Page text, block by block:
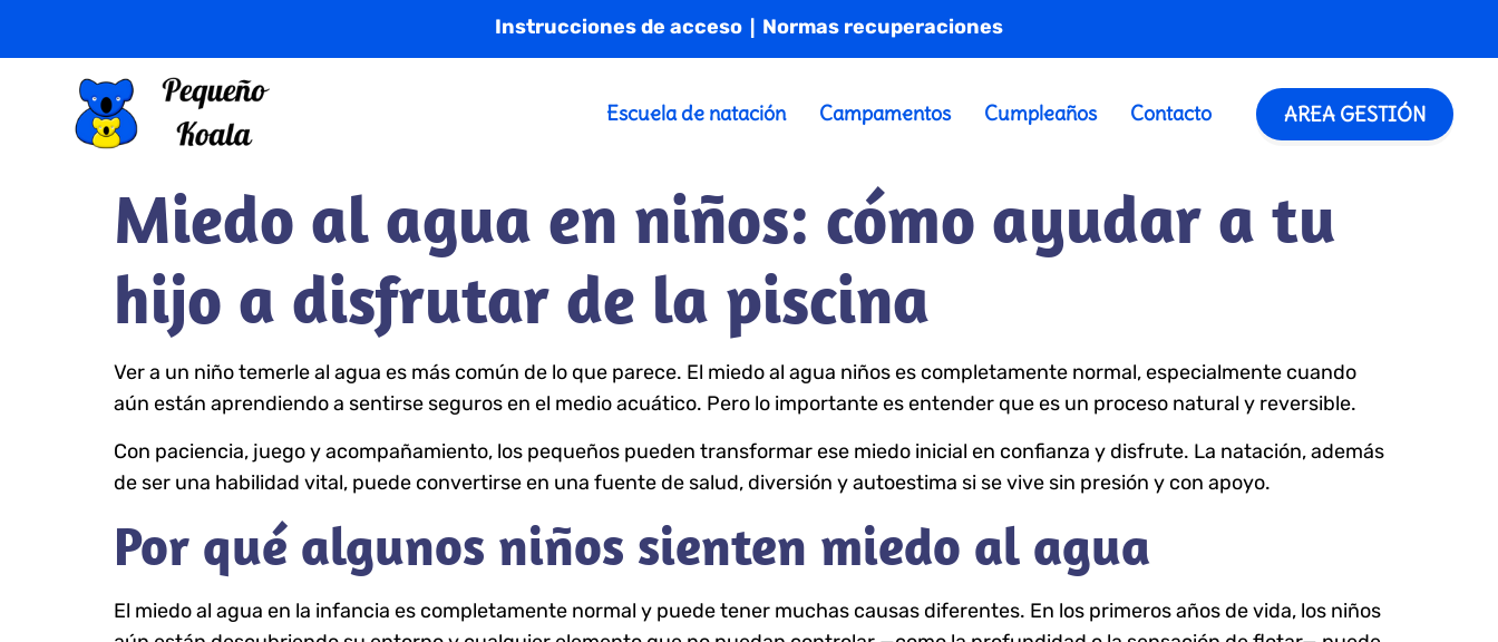
Instrucciones de acceso | Normas recuperaciones
Escuela de natación Campamentos Cumpleaños Contacto AREA GESTIÓN
Miedo al agua en niños: cómo ayudar a tu
hijo a disfrutar de la piscina
Ver a un niño temerle al agua es más común de lo que parece. El miedo al agua niños es completamente normal, especialmente cuando
aún están aprendiendo a sentirse seguros en el medio acuático. Pero lo importante es entender que es un proceso natural y reversible.
Con paciencia, juego y acompañamiento, los pequeños pueden transformar ese miedo inicial en confianza y disfrute. La natación, además
de ser una habilidad vital, puede convertirse en una fuente de salud, diversión y autoestima si se vive sin presión y con apoyo.
Por qué algunos niños sienten miedo al agua
El miedo al agua en la infancia es completamente normal y puede tener muchas causas diferentes. En los primeros años de vida, los niños